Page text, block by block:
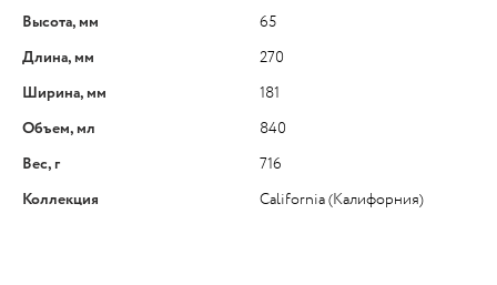
Высота, мм
65
Длина, мм
270
Ширина, мм
181
Объем, мл
840
Вес, г
716
Коллекция
California (Калифорния)